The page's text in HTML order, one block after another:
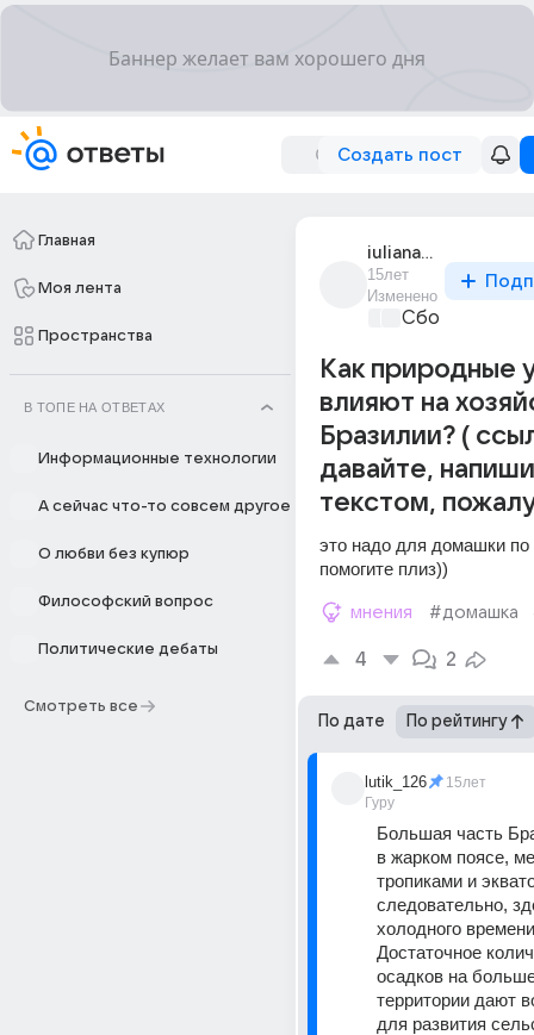
Создать пост
Главная
Моя лента
Пространства
В ТОПЕ НА ОТВЕТАХ
Информационные технологии
А сейчас что-то совсем другое
О любви без купюр
Философский вопрос
Политические дебаты
Смотреть все
iuliana_nikolaenko
15лет
Изменено
Сборная
Как природные
влияют на
Бразилии? (
давайте,
текстом,
это надо для домашки по
помогите плиз))
мнения #домашка
4 2
По дате По рейтингу
lutik_126
Гуру
15лет
Большая часть
в жарком поясе,
тропиками и
следовательно,
холодного
Достаточное
осадков на
территории дают
для развития